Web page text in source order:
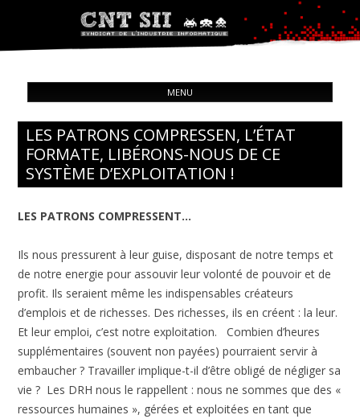
CNT – Solidarité Ouvrière
MENU
LES PATRONS COMPRESSEN, L’ÉTAT
FORMATE, LIBÉRONS-NOUS DE CE
SYSTÈME D’EXPLOITATION !
LES PATRONS COMPRESSENT…
Ils nous pressurent à leur guise, disposant de notre temps et
de notre energie pour assouvir leur volonté de pouvoir et de
profit. Ils seraient même les indispensables créateurs
d’emplois et de richesses. Des richesses, ils en créent : la leur.
Et leur emploi, c’est notre exploitation. Combien d’heures
supplémentaires (souvent non payées) pourraient servir à
embaucher ? Travailler implique-t-il d’être obligé de négliger sa
vie ? Les DRH nous le rappellent : nous ne sommes que des «
ressources humaines », gérées et exploitées en tant que